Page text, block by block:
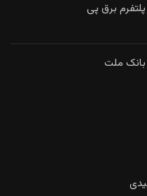
برق پی
بانک ملت